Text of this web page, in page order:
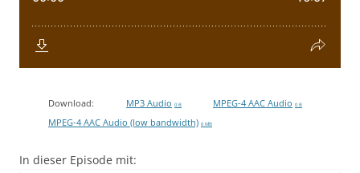
Download: MP3 Audio 0 B MPEG-4 AAC Audio 0 B
MPEG-4 AAC Audio (low bandwidth) 6 MB
In dieser Episode mit: